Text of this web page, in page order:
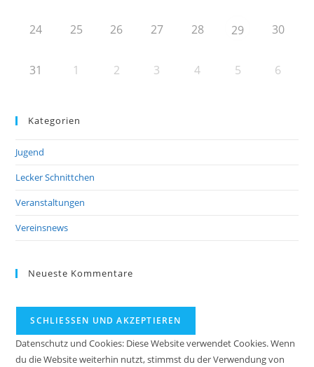
24 25 26 27 28 29 30
31 1 2 3 4 5 6
Kategorien
Jugend
Lecker Schnittchen
Veranstaltungen
Vereinsnews
Neueste Kommentare
Datenschutz und Cookies: Diese Website verwendet Cookies. Wenn
du die Website weiterhin nutzt, stimmst du der Verwendung von